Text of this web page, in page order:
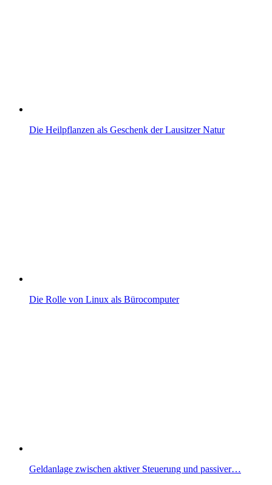
Die Heilpflanzen als Geschenk der Lausitzer Natur
Die Rolle von Linux als Bürocomputer
Geldanlage zwischen aktiver Steuerung und passiver…